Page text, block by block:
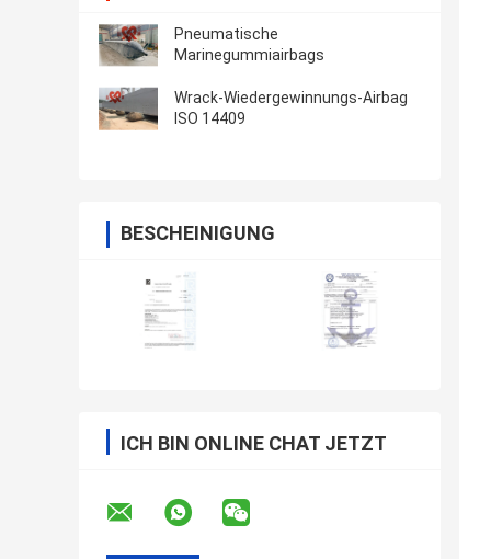
Pneumatische
Marinegummiairbags
Wrack-Wiedergewinnungs-Airbag
ISO 14409
BESCHEINIGUNG
ICH BIN ONLINE CHAT JETZT